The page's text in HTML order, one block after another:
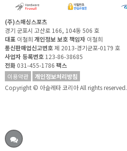
(주)스매싱스포츠
경기 군포시 고산로 166, 104동 506 호
대표 이철희 개인정보 보호 책임자 이철희
통신판매업신고번호제 2013-경기군포-0179 호
사업자 등록번호 123-86-38685
전화 031-455-1786 팩스
이용약관
개인정보처리방침
Copyright © 아슬레타 코리아 All rights reserved.